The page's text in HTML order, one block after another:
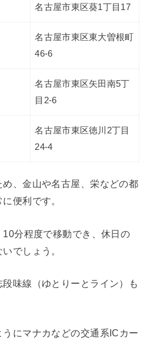
名古屋市東区葵1丁目17
名古屋市東区東大曽根町
46-6
名古屋市東区矢田南5丁
目2-6
名古屋市東区徳川2丁目
24-4
、金山や名古屋、栄などの都
便利です。
分程度で移動でき、休日の
でしょう。
味線（ゆとりーとライン）も
にマナカなどの交通系ICカー